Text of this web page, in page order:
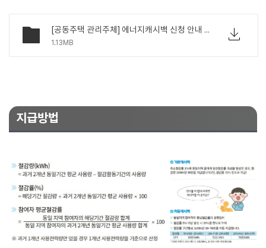
[공동주택 관리주체] 에너지캐시백 신청 안내 매뉴얼.pdf
1.13MB
지급방법